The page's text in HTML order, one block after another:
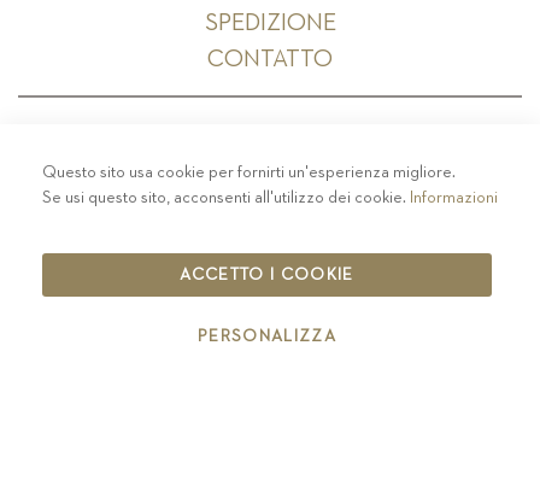
SPEDIZIONE
CONTATTO
PRIVACY-COLOPHON - COOKIE POLICY
CODICE ETICO
IT00126670215
Questo sito usa cookie per fornirti un'esperienza migliore.
Se usi questo sito, acconsenti all'utilizzo dei cookie. Informazioni
ACCETTO I COOKIE
PERSONALIZZA